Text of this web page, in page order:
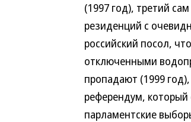
(1997 год), третий
резиденций с
российский посол,
отключенными
пропадают (1999
референдум, который
парламентские